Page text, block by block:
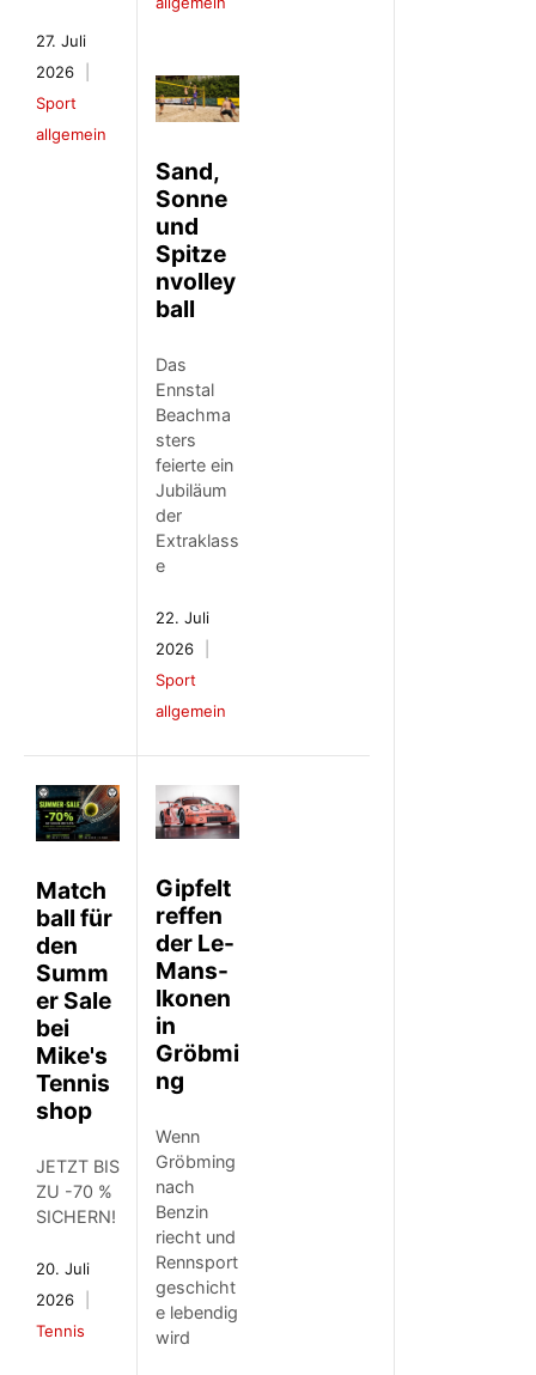
27. Juli
2026
Sport
allgemein
Sand,
Sonne
und
Spitze
nvolley
ball
Das
Ennstal
Beachma
sters
feierte ein
Jubiläum
der
Extraklass
e
22. Juli
2026
Sport
allgemein
Match
ball für
den
Summ
er Sale
bei
Mike's
Tennis
shop
JETZT BIS
ZU -70 %
SICHERN!
20. Juli
2026
Tennis
Gipfelt
reffen
der Le-
Mans-
Ikonen
in
Gröbmi
ng
Wenn
Gröbming
nach
Benzin
riecht und
Rennsport
geschicht
e lebendig
wird